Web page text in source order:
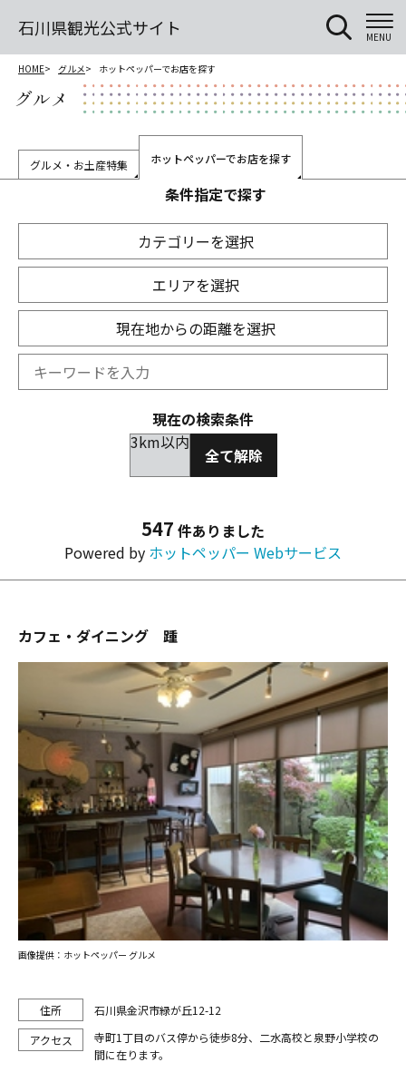
石川県観光公式サイト MENU
HOME グルメ ホットペッパーでお店を探す
グルメ
グルメ・お土産特集 ホットペッパーでお店を探す
条件指定で探す
カテゴリーを選択
エリアを選択
現在地からの距離を選択
現在の検索条件
3km以内
全て解除
547 件ありました
Powered by ホットペッパー Webサービス
カフェ・ダイニング 踵
石川県金沢市緑が丘12-12
寺町1丁目のバス停から徒歩8分、二水高校と泉野小学校の
間に在ります。
画像提供：ホットペッパー グルメ